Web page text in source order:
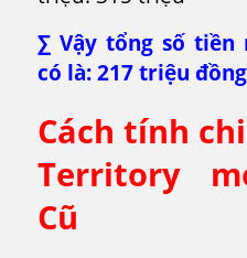
∑ Vậy tổng số tiền
có là: 217 triệu
Cách tính
Territory
Cũ